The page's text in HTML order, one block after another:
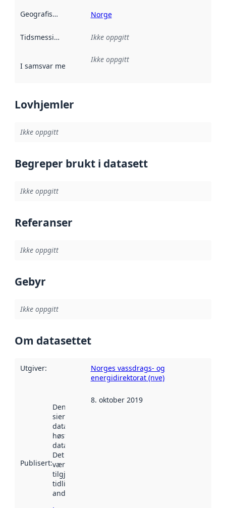
Geografisk avgrensning :
Norge
Tidsmessig avgrensning :
Ikke oppgitt
I samsvar med Referanse til en implementasjonsregel
Ikke oppgitt
Lovhjemler
Ikke oppgitt
Begreper brukt i datasett
Ikke oppgitt
Referanser
Ikke oppgitt
Gebyr
Ikke oppgitt
Om datasettet
Utgiver:
Norges vassdrags- og
energidirektorat (nve)
Publisert:
Denne datoen
sier når
datasettet ble
høstet av
data.norge.no.
Det kan ha
vært
tilgjengelig
tidligere
andre steder.
8. oktober 2019